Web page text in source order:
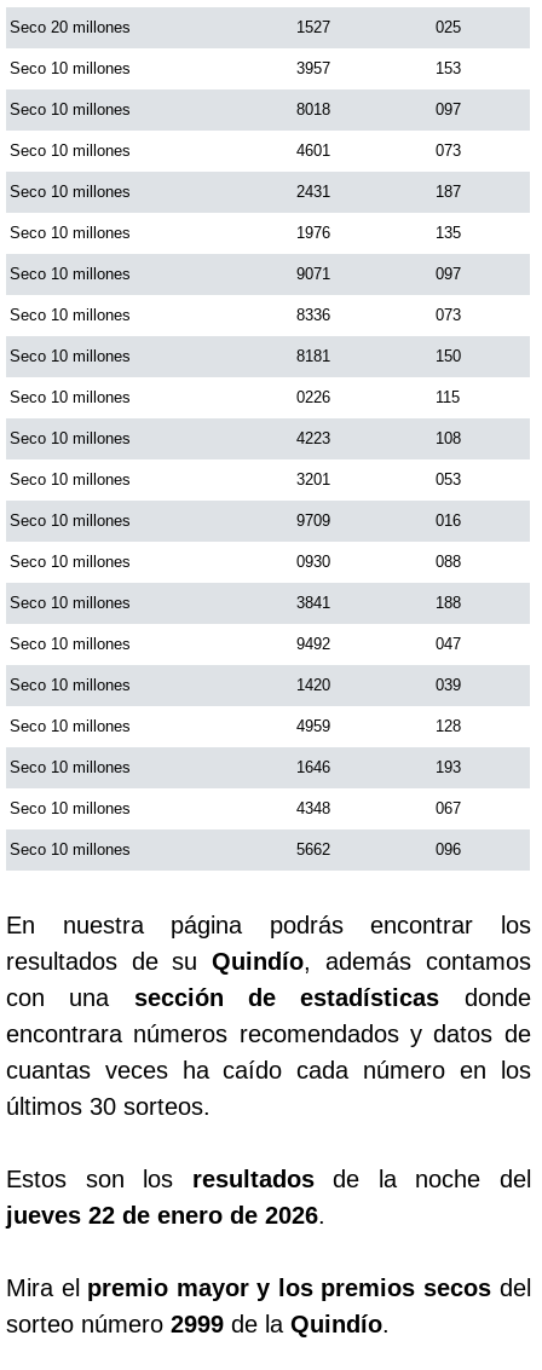
Saman de la suerte
Sinuano Día
Sinuano Noche
Super Chontico Noche
Seco 20 millones 1527 025
Seco 10 millones 3957 153
Seco 10 millones 8018 097
Seco 10 millones 4601 073
Seco 10 millones 2431 187
Seco 10 millones 1976 135
Seco 10 millones 9071 097
Seco 10 millones 8336 073
Seco 10 millones 8181 150
Seco 10 millones 0226 115
Seco 10 millones 4223 108
Seco 10 millones 3201 053
Seco 10 millones 9709 016
Seco 10 millones 0930 088
Seco 10 millones 3841 188
Seco 10 millones 9492 047
Seco 10 millones 1420 039
Seco 10 millones 4959 128
Seco 10 millones 1646 193
Seco 10 millones 4348 067
Seco 10 millones 5662 096
En nuestra página podrás encontrar los
resultados de suQuindío, además contamos
con una sección de estadísticas donde
encontrara números recomendados y datos de
cuantas veces ha caído cada número en los
últimos 30 sorteos.
Estos son los resultadosde la noche del
jueves 22 de enero de 2026.
Mira el premio mayor y los premios secosdel
sorteo número 2999 de la Quindío.